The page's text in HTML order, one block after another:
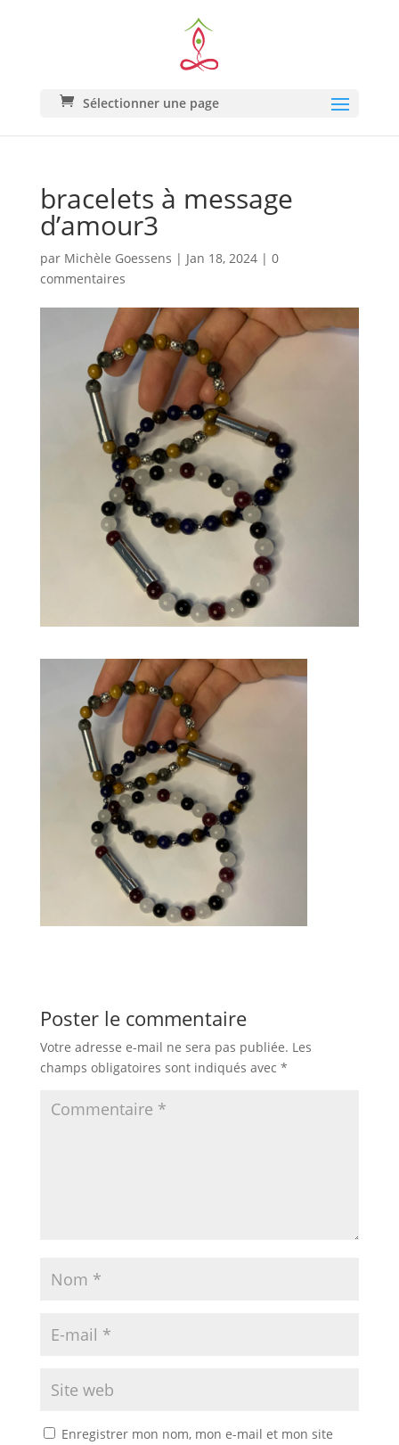
Sélectionner une page
bracelets à message
d’amour3
par Michèle Goessens | Jan 18, 2024| 0
commentaires
Poster le commentaire
Votre adresse e-mail ne sera pas publiée. Les
champs obligatoires sont indiqués avec *
Enregistrer mon nom, mon e-mail et mon site